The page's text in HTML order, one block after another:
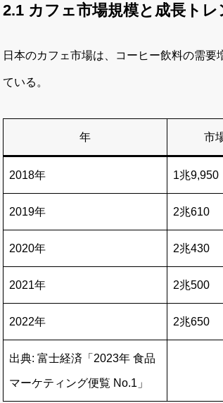
2.1 カフェ市場規模と成長トレ
日本のカフェ市場は、コーヒー飲料の需
ている。
年 市
2018年 1兆9,950
2019年 2兆610
2020年 2兆430
2021年 2兆500
2022年 2兆650
出典: 富士経済「2023年 食品
マーケティング便覧 No.1」